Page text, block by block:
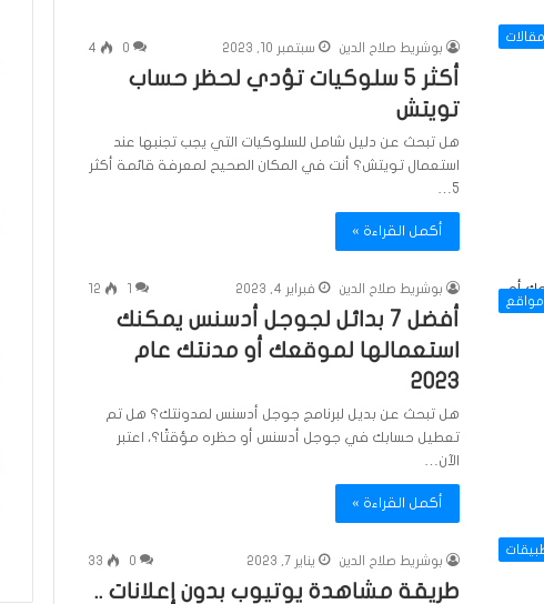
مقالات
بوشريط صلاح الدين
سبتمبر 10, 2023 0
4
أكثر 5 سلوكيات تؤدي لحظر حساب
تويتش
هل تبحث عن دليل شامل للسلوكيات التي يجب تجنبها عند
استعمال تويتش؟ أنت في المكان الصحيح لمعرفة قائمة أكثر
5…
أكمل القراءة »
مواقع
بوشريط صلاح الدين فبراير 4, 2023 1
12
أفضل 7 بدائل لجوجل أدسنس يمكنك
استعمالها لموقعك أو مدنتك عام
2023
هل تبحث عن بديل لبرنامج جوجل أدسنس لمدونتك؟ هل تم
تعطيل حسابك في جوجل أدسنس أو حظره مؤقتًا؟، اعتبر
الآن…
أكمل القراءة »
بوشريط صلاح الدين
يناير 7, 2023 0
33
طريقة مشاهدة يوتيوب بدون إعلانات ..